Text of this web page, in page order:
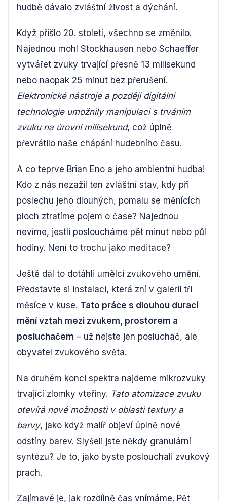
hudbě dávalo zvláštní živost a dýchání.
Když přišlo 20. století, všechno se změnilo.
Najednou mohl Stockhausen nebo Schaeffer
vytvářet zvuky trvající přesně 13 milisekund
nebo naopak 25 minut bez přerušení.
Elektronické nástroje a později digitální
technologie umožnily manipulaci s trváním
zvuku na úrovni milisekund, což úplně
převrátilo naše chápání hudebního času.
A co teprve Brian Eno a jeho ambientní hudba!
Kdo z nás nezažil ten zvláštní stav, kdy při
poslechu jeho dlouhých, pomalu se měnících
ploch ztratíme pojem o čase? Najednou
nevíme, jestli posloucháme pět minut nebo půl
hodiny. Není to trochu jako meditace?
Ještě dál to dotáhli umělci zvukového umění.
Představte si instalaci, která zní v galerii tři
měsíce v kuse. Tato práce s dlouhou durací
mění vztah mezi zvukem, prostorem a
posluchačem – už nejste jen posluchač, ale
obyvatel zvukového světa.
Na druhém konci spektra najdeme mikrozvuky
trvající zlomky vteřiny. Tato atomizace zvuku
otevírá nové možnosti v oblasti textury a
barvy, jako když malíř objeví úplně nové
odstíny barev. Slyšeli jste někdy granulární
syntézu? Je to, jako byste poslouchali zvukový
prach.
Zajímavé je, jak rozdílně čas vnímáme. Pět